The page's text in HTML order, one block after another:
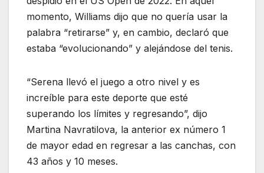
momento, Williams dijo que no quería usar la
palabra “retirarse” y, en cambio, declaró que
estaba “evolucionando” y alejándose del tenis.
“Serena llevó el juego a otro nivel y es
increíble para este deporte que esté
superando los límites y regresando”, dijo
Martina Navratilova, la anterior ex número 1
de mayor edad en regresar a las canchas, con
43 años y 10 meses.